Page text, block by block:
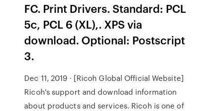
FC. Print Drivers. Standard: PCL
5c, PCL 6 (XL),. XPS via
download. Optional: Postscript
3.
Dec 11, 2019 · [Ricoh Global Official Website]
Ricoh's support and download information
about products and services. Ricoh is one of